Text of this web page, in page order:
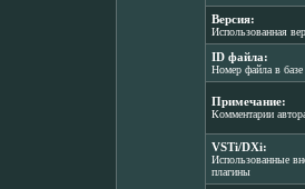
Версия:
Использованная
ID файла:
Номер файла в базе
Примечание:
Комментарии
VSTi/DXi:
Использованные
плагины